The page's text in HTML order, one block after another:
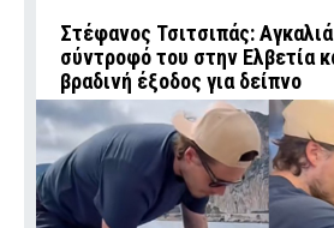
Στέφανος Τσιτσιπάς:
σύντροφό του στην Ελβετία
βραδινή έξοδος για δείπνο